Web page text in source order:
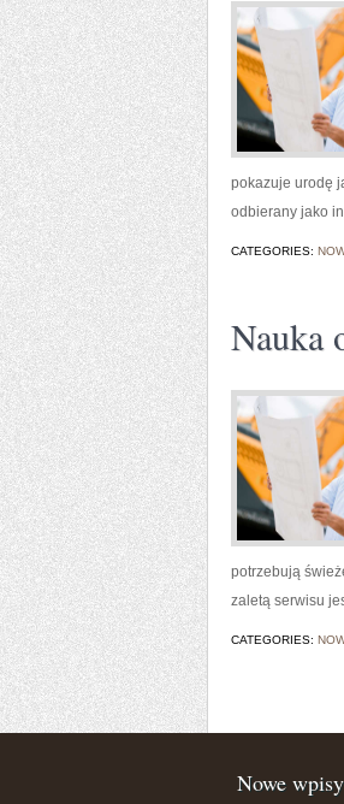
pokazuje urodę
odbierany jako
CATEGORIES:
Nauka
potrzebują
zaletą serwisu
CATEGORIES:
Nowe